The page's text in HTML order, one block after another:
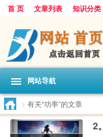
首 页 文章列表 知识分类
网站导航
> 有关“功率”的文章
2